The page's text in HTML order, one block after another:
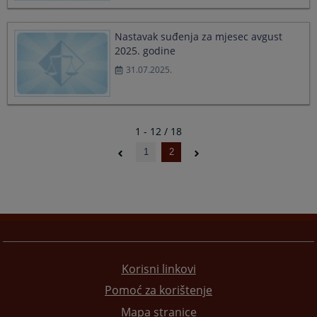
Nastavak suđenja za mjesec avgust
2025. godine
31.07.2025.
1 - 12 / 18
1 2
Korisni linkovi
Pomoć za korištenje
Mapa stranice